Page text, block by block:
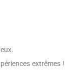
extrêmes !